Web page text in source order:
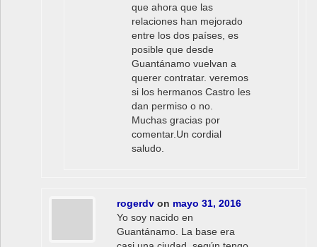
que ahora que las
relaciones han mejorado
entre los dos países, es
posible que desde
Guantánamo vuelvan a
querer contratar. veremos
si los hermanos Castro les
dan permiso o no.
Muchas gracias por
comentar.Un cordial
saludo.
rogerdvon mayo 31, 2016
Yo soy nacido en
Guantánamo. La base era